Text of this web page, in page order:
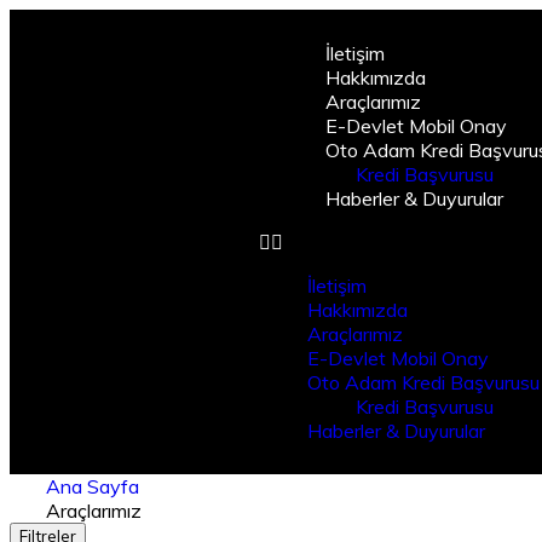
İletişim
Hakkımızda
Araçlarımız
E-Devlet Mobil Onay
Oto Adam Kredi
Kredi Başvurusu
Haberler & Duyurular
İletişim
Hakkımızda
Araçlarımız
E-Devlet Mobil Onay
Oto Adam Kredi Başvurusu
Kredi Başvurusu
Haberler & Duyurular
Ana Sayfa
Araçlarımız
Filtreler